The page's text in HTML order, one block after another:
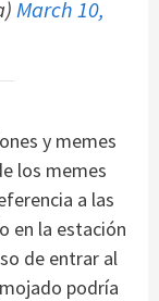
March 10,
y memes
los memes
a las
en la estación
de entrar al
podría